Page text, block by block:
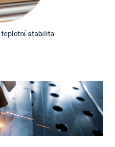
teplotní stabilita